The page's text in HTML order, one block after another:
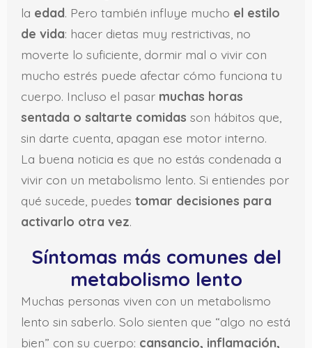
la edad. Pero también influye mucho el estilo
de vida: hacer dietas muy restrictivas, no
moverte lo suficiente, dormir mal o vivir con
mucho estrés puede afectar cómo funciona tu
cuerpo. Incluso el pasar muchas horas
sentada o saltarte comidas son hábitos que,
sin darte cuenta, apagan ese motor interno.
La buena noticia es que no estás condenada a
vivir con un metabolismo lento. Si entiendes por
qué sucede, puedes tomar decisiones para
activarlo otra vez.
Síntomas más comunes del
metabolismo lento
Muchas personas viven con un metabolismo
lento sin saberlo. Solo sienten que “algo no está
bien” con su cuerpo: cansancio, inflamación,